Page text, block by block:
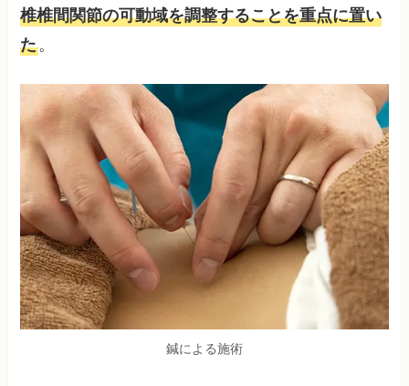
椎椎間関節の可動域を調整することを重点に置い
た。
鍼による施術